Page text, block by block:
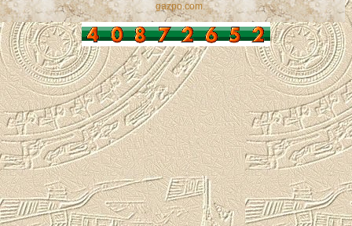
gazpo.com.